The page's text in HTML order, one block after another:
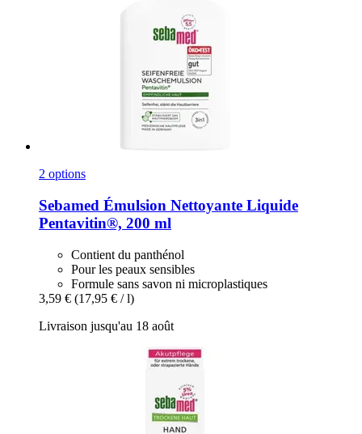
2 options
Sebamed Émulsion Nettoyante Liquide
Pentavitin®, 200 ml
Contient du panthénol
Pour les peaux sensibles
Formule sans savon ni microplastiques
3,59 € (17,95 € / l)
Livraison jusqu'au 18 août